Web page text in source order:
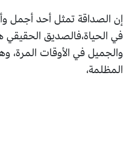
إن الصداقة تمثل أحد أجمل
في الحياة،فالصديق الحقيقي
والجميل في الأوقات المرة،
المظلمة،